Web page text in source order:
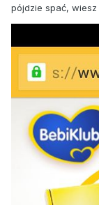
pójdzie spać,